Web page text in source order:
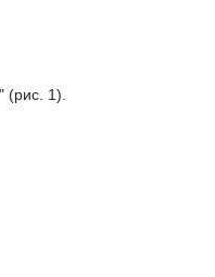
(рис. 1).